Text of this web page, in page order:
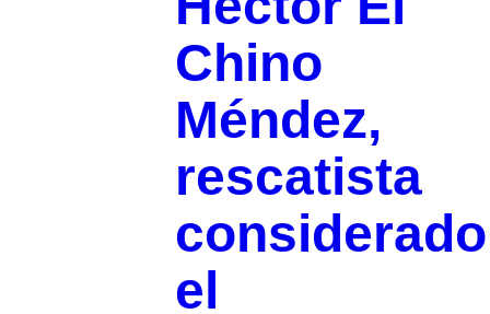
Chino
Méndez,
rescatista
considerado
el